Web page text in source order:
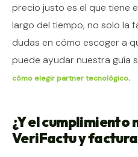
precio justo es el que tiene
largo del tiempo, no solo la
dudas en cómo escoger a
puede ayudar nuestra guía
cómo elegir partner tecnológico.
¿Y el cumplimiento
VeriFactu y